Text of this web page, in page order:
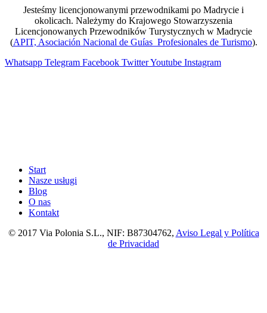
Jesteśmy licencjonowanymi przewodnikami po Madrycie i
okolicach. Należymy do Krajowego Stowarzyszenia
Licencjonowanych Przewodników Turystycznych w Madrycie
(APIT, Asociación Nacional de Guías Profesionales de Turismo).
Whatsapp Telegram Facebook TwitterYoutube Instagram
Start
Nasze usługi
Blog
O nas
Kontakt
© 2017 Via Polonia S.L., NIF: B87304762, Aviso Legal y Política
de Privacidad